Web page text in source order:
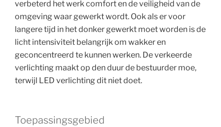
verbeterd het werk comfort en de veiligheid van de
omgeving waar gewerkt wordt. Ook als er voor
langere tijd in het donker gewerkt moet worden is de
licht intensiviteit belangrijk om wakker en
geconcentreerd te kunnen werken. De verkeerde
verlichting maakt op den duur de bestuurder moe,
terwijl LED verlichting dit niet doet.
Toepassingsgebied